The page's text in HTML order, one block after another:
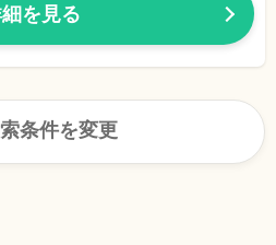
を見る
条件を変更